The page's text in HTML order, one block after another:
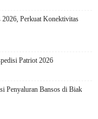
2026, Perkuat Konektivitas
Patriot 2026
Penyaluran Bansos di Biak